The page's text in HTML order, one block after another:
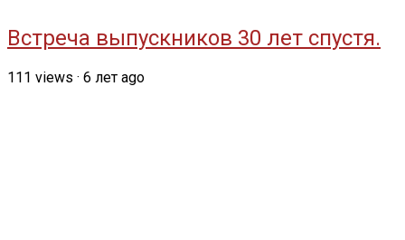
Встреча выпускников 30 лет спустя.
111 views · 6 лет ago